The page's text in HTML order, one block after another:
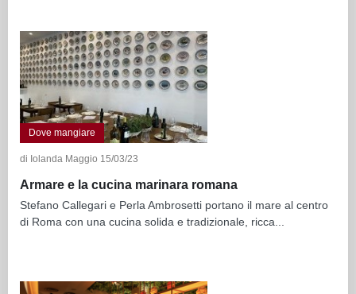
Dove mangiare
di Iolanda Maggio 15/03/23
Armare e la cucina marinara romana
Stefano Callegari e Perla Ambrosetti portano il mare al centro
di Roma con una cucina solida e tradizionale, ricca...